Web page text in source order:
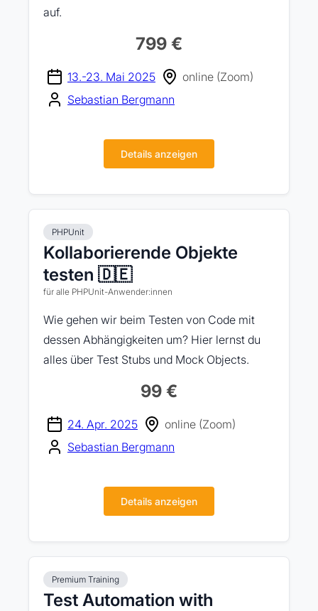
auf.
799 €
13.-23. Mai 2025
online (Zoom)
Sebastian Bergmann
Details anzeigen
PHPUnit
Kollaborierende Objekte
testen 🇩🇪
für alle PHPUnit-Anwender:innen
Wie gehen wir beim Testen von Code mit
dessen Abhängigkeiten um? Hier lernst du
alles über Test Stubs und Mock Objects.
99 €
24. Apr. 2025
online (Zoom)
Sebastian Bergmann
Details anzeigen
Premium Training
Test Automation with